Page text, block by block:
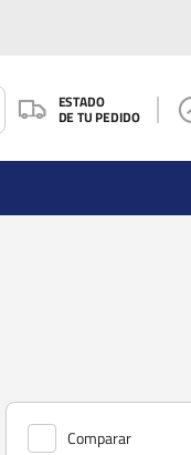
ESTADO
DE TU PEDIDO
Comparar